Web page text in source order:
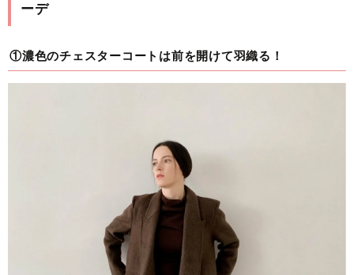
ーデ
①濃色のチェスターコートは前を開けて羽織る！